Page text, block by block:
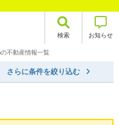
検索 お知らせ
不動産情報一覧
さらに条件を絞り込む